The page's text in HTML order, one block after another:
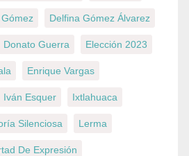
Delfina Gómez Álvarez
Donato Guerra Elección 2023
Enrique Vargas
Iván Esquer Ixtlahuaca
Silenciosa Lerma
De Expresión